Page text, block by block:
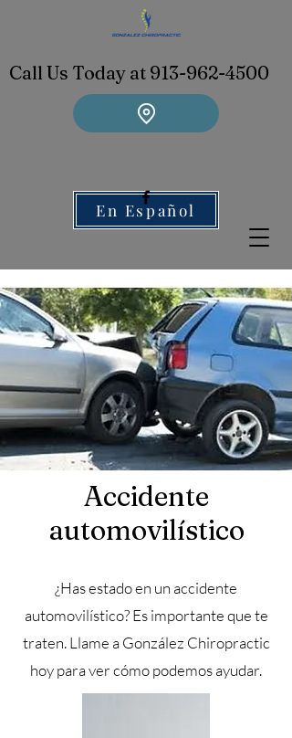
Call Us Today at 913-962-4500
En Español
Accidente
automovilístico
¿Has estado en un accidente
automovilístico? Es importante que te
traten. Llame a González Chiropractic
hoy para ver cómo podemos ayudar.